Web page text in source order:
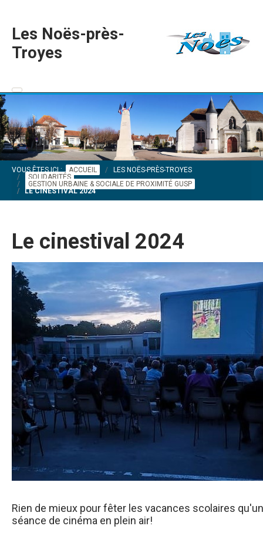
Les Noës-près-
Troyes
VOUS ÊTES ICI : ACCUEIL
LES NOËS-PRÈS-TROYES
SOLIDARITÉS
GESTION URBAINE & SOCIALE DE PROXIMITÉ GUSP
LE CINESTIVAL 2024
Le cinestival 2024
Rien de mieux pour fêter les vacances scolaires
séance de cinéma en plein air!